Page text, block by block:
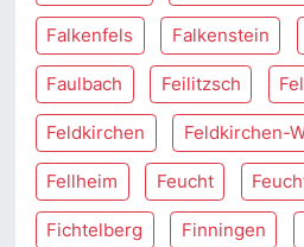
Falkenfels Falkenstein
Faulbach Feilitzsch
Feldkirchen Feldkirchen-
Fellheim Feucht
Fichtelberg Finningen